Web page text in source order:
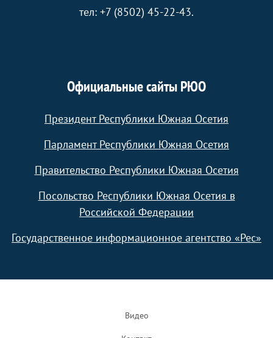
тел: +7 (8502) 45-22-43.
Официальные сайты РЮО
Президент Республики Южная Осетия
Парламент Республики Южная Осетия
Правительство Республики Южная Осетия
Посольство Республики Южная Осетия в
Российской Федерации
Государственное информационное агентство «Рес»
Видео